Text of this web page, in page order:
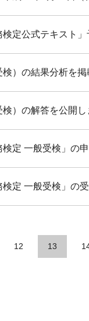
定公式テキスト」
）の結果分析を掲
）の解答を公開し
定 一般受検」の
定 一般受検」の
12 13